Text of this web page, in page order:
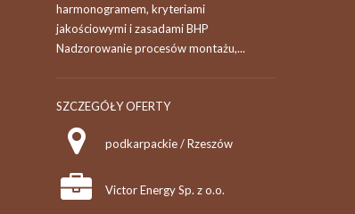
harmonogramem, kryteriami
jakościowymi i zasadami BHP
Nadzorowanie procesów montażu,...
SZCZEGÓŁY OFERTY
podkarpackie / Rzeszów
Victor Energy Sp. z o.o.